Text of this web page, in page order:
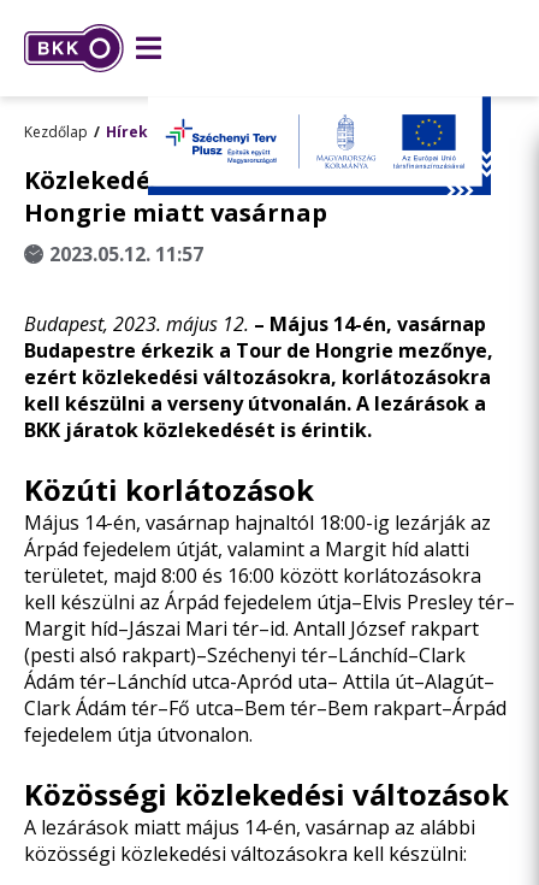
Kezdőlap Hírek
Közlekedési változások a Tour de
Hongrie miatt vasárnap
2023.05.12. 11:57
Budapest, 2023. május 12. – Május 14-én, vasárnap
Budapestre érkezik a Tour de Hongrie mezőnye,
ezért közlekedési változásokra, korlátozásokra
kell készülni a verseny útvonalán. A lezárások a
BKK járatok közlekedését is érintik.
Közúti korlátozások
Május 14-én, vasárnap hajnaltól 18:00-ig lezárják az
Árpád fejedelem útját, valamint a Margit híd alatti
területet, majd 8:00 és 16:00 között korlátozásokra
kell készülni az Árpád fejedelem útja–Elvis Presley tér–
Margit híd–Jászai Mari tér–id. Antall József rakpart
(pesti alsó rakpart)–Széchenyi tér–Lánchíd–Clark
Ádám tér–Lánchíd utca-Apród uta– Attila út–Alagút–
Clark Ádám tér–Fő utca–Bem tér–Bem rakpart–Árpád
fejedelem útja útvonalon.
Közösségi közlekedési változások
A lezárások miatt május 14-én, vasárnap az alábbi
közösségi közlekedési változásokra kell készülni: